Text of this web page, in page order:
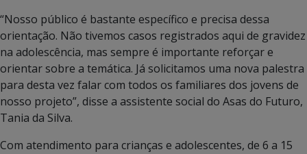
“Nosso público é bastante específico e precisa dessa
orientação. Não tivemos casos registrados aqui de gravidez
na adolescência, mas sempre é importante reforçar e
orientar sobre a temática. Já solicitamos uma nova palestra
para desta vez falar com todos os familiares dos jovens de
nosso projeto”, disse a assistente social do Asas do Futuro,
Tania da Silva.
Com atendimento para crianças e adolescentes, de 6 a 15